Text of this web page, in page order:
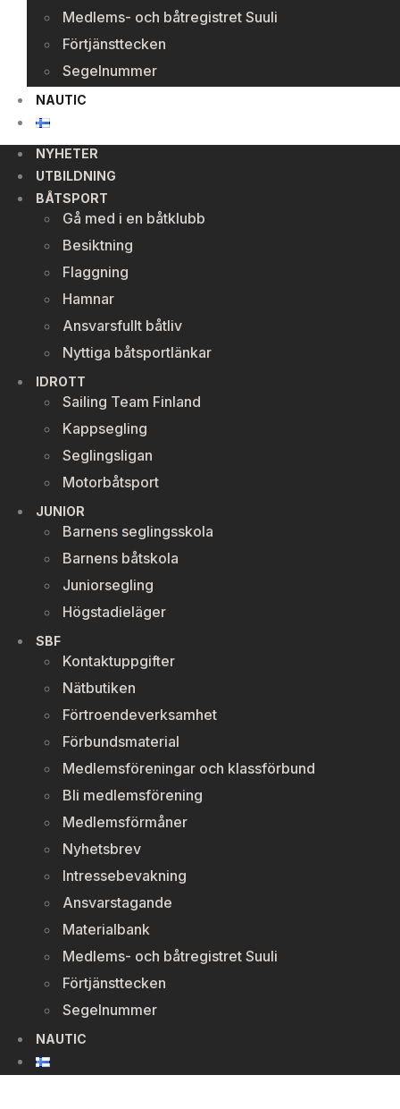
Medlems- och båtregistret Suuli
Förtjänsttecken
Segelnummer
NAUTIC
NYHETER
UTBILDNING
BÅTSPORT
Gå med i en båtklubb
Besiktning
Flaggning
Hamnar
Ansvarsfullt båtliv
Nyttiga båtsportlänkar
IDROTT
Sailing Team Finland
Kappsegling
Seglingsligan
Motorbåtsport
JUNIOR
Barnens seglingsskola
Barnens båtskola
Juniorsegling
Högstadieläger
SBF
Kontaktuppgifter
Nätbutiken
Förtroendeverksamhet
Förbundsmaterial
Medlemsföreningar och klassförbund
Bli medlemsförening
Medlemsförmåner
Nyhetsbrev
Intressebevakning
Ansvarstagande
Materialbank
Medlems- och båtregistret Suuli
Förtjänsttecken
Segelnummer
NAUTIC